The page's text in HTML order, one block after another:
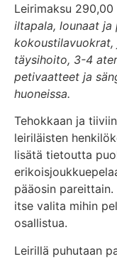
Leirimaksu 290,00
iltapala, lounaat
kokoustilavuokrat,
täysihoito, 3-4
petivaatteet ja
huoneissa.
Tehokkaan ja
leiriläisten
lisätä tietoutta
pääosin
itse valita mihin
osallistua.
Leirillä puhutaan